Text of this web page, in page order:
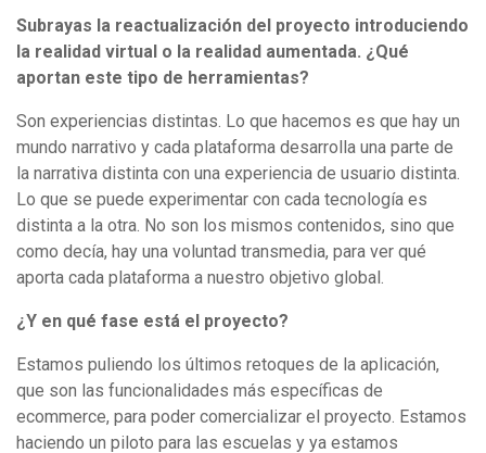
Subrayas la reactualización del proyecto introduciendo
la realidad virtual o la realidad aumentada. ¿Qué
aportan este tipo de herramientas?
Son experiencias distintas. Lo que hacemos es que hay un
mundo narrativo y cada plataforma desarrolla una parte de
la narrativa distinta con una experiencia de usuario distinta.
Lo que se puede experimentar con cada tecnología es
distinta a la otra. No son los mismos contenidos, sino que
como decía, hay una voluntad transmedia, para ver qué
aporta cada plataforma a nuestro objetivo global.
¿Y en qué fase está el proyecto?
Estamos puliendo los últimos retoques de la aplicación,
que son las funcionalidades más específicas de
ecommerce, para poder comercializar el proyecto. Estamos
haciendo un piloto para las escuelas y ya estamos